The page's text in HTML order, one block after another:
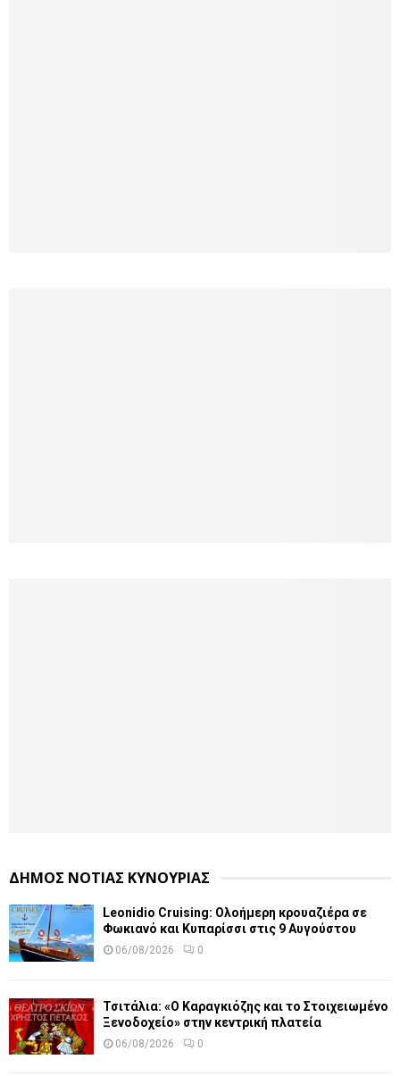
ΔΗΜΟΣ ΝΟΤΙΑΣ ΚΥΝΟΥΡΙΑΣ
Leonidio Cruising: Ολοήμερη κρουαζιέρα σε
Φωκιανό και Κυπαρίσσι στις 9 Αυγούστου
06/08/2026 0
Τσιτάλια: «Ο Καραγκιόζης και το Στοιχειωμένο
Ξενοδοχείο» στην κεντρική πλατεία
06/08/2026 0